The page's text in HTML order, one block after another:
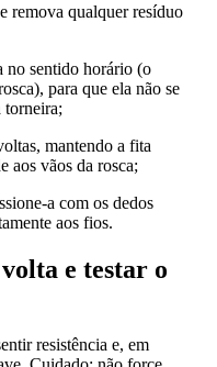
remova qualquer resíduo
no sentido horário (o
para que ela não se
torneira;
mantendo a fita
aos vãos da rosca;
a com os dedos
aos fios.
e testar o
resistência e, em